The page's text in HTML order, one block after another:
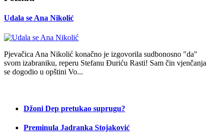
Udala se Ana Nikolić
Pjevačica Ana Nikolić konačno je izgovorila sudbonosno "da"
svom izabraniku, reperu Stefanu Đuriću Rasti! Sam čin vjenčanja
se dogodio u opštini Vo...
Džoni Dep pretukao suprugu?
Preminula Jadranka Stojaković